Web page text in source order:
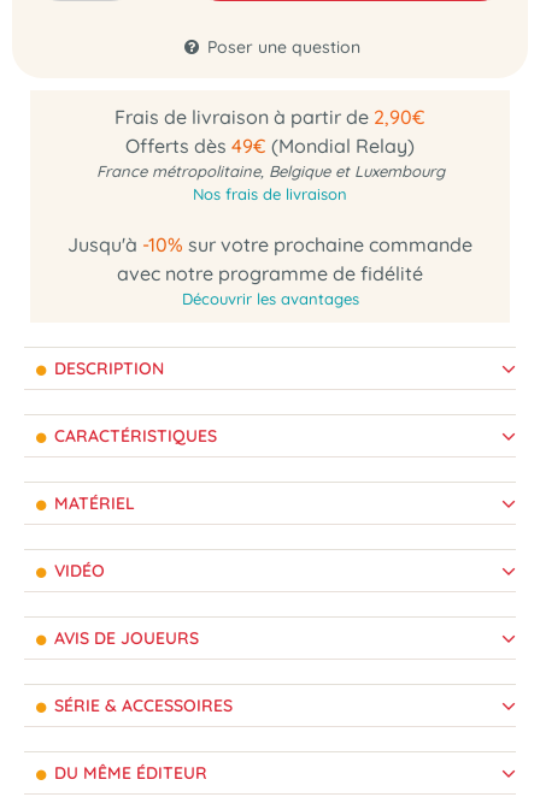
Poser une question
Frais de livraison à partir de 2,90€
Offerts dès 49€ (Mondial Relay)
France métropolitaine, Belgique et Luxembourg
Nos frais de livraison
Jusqu'à -10% sur votre prochaine commande
avec notre programme de fidélité
Découvrir les avantages
DESCRIPTION
CARACTÉRISTIQUES
MATÉRIEL
VIDÉO
AVIS DE JOUEURS
SÉRIE & ACCESSOIRES
DU MÊME ÉDITEUR